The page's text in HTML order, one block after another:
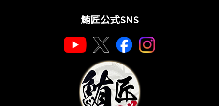
鮪匠公式SNS